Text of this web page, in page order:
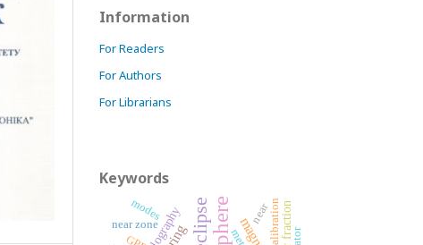
Information
For Readers
For Authors
For Librarians
Keywords
holography
near zone calibration
near
modes